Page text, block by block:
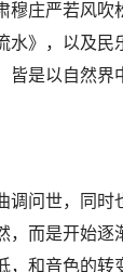
穆庄严若风吹
》，以及民
是以自然界
调问世，同时
，而是开始逐
，和音色的转